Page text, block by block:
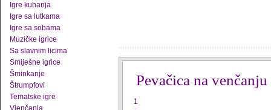
Igre kuhanja
Igre sa lutkama
Igre sa sobama
Muzičke igrice
Sa slavnim licima
Smiješne igrice
Šminkanje
Štrumpfovi
Tematske igre
Vjenčanja
Pevačica na venčanju
1